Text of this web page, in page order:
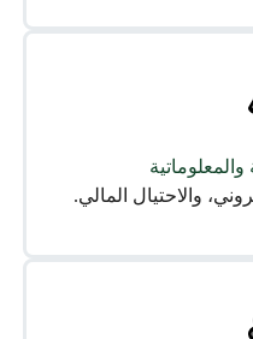
والمعلوماتية
والاحتيال المالي.